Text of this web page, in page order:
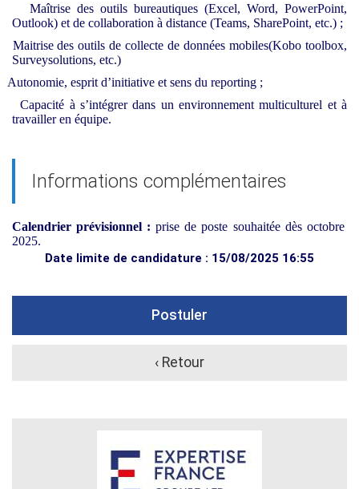
Maîtrise des outils bureautiques (Excel, Word, PowerPoint,
Outlook) et de collaboration à distance (Teams, SharePoint, etc.) ;
Maitrise des outils de collecte de données mobiles(Kobo toolbox,
Surveysolutions, etc.)
Autonomie, esprit d’initiative et sens du reporting ;
Capacité à s’intégrer dans un environnement multiculturel et à
travailler en équipe.
Informations complémentaires
Calendrier prévisionnel :prise de poste souhaitée dès octobre
2025.
Date limite de candidature : 15/08/2025 16:55
Postuler
‹ Retour